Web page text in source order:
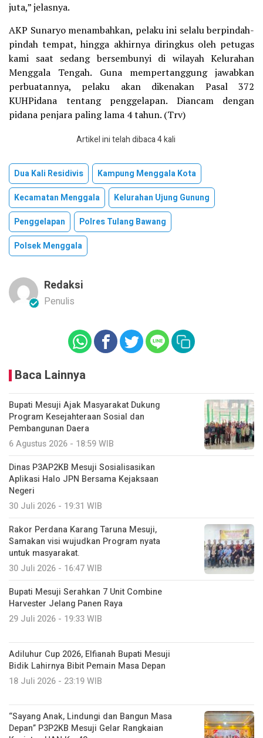
juta,” jelasnya.
AKP Sunaryo menambahkan, pelaku ini selalu berpindah-
pindah tempat, hingga akhirnya diringkus oleh petugas
kami saat sedang bersembunyi di wilayah Kelurahan
Menggala Tengah. Guna mempertanggung jawabkan
perbuatannya, pelaku akan dikenakan Pasal 372
KUHPidana tentang penggelapan. Diancam dengan
pidana penjara paling lama 4 tahun. (Trv)
Artikel ini telah dibaca 4 kali
Dua Kali Residivis
Kampung Menggala Kota
Kecamatan Menggala
Kelurahan Ujung Gunung
Penggelapan
Polres Tulang Bawang
Polsek Menggala
Redaksi
Penulis
Baca Lainnya
Bupati Mesuji Ajak Masyarakat Dukung
Program Kesejahteraan Sosial dan
Pembangunan Daera
6 Agustus 2026 - 18:59 WIB
Dinas P3AP2KB Mesuji Sosialisasikan
Aplikasi Halo JPN Bersama Kejaksaan
Negeri
30 Juli 2026 - 19:31 WIB
Rakor Perdana Karang Taruna Mesuji,
Samakan visi wujudkan Program nyata
untuk masyarakat.
30 Juli 2026 - 16:47 WIB
Bupati Mesuji Serahkan 7 Unit Combine
Harvester Jelang Panen Raya
29 Juli 2026 - 19:33 WIB
Adiluhur Cup 2026, Elfianah Bupati Mesuji
Bidik Lahirnya Bibit Pemain Masa Depan
18 Juli 2026 - 23:19 WIB
“Sayang Anak, Lindungi dan Bangun Masa
Depan” P3P2KB Mesuji Gelar Rangkaian